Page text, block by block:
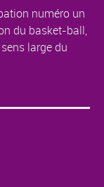
numéro un
du basket-ball,
large du